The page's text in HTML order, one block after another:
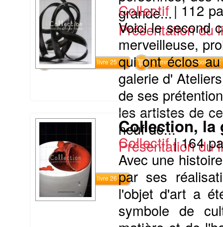
grande...
Présentation du
Commander le livre 25 € Commander l'Ebook 15 €
Collectif | 112
Voici le second
merveilleuse,
qui ont éclos
galerie d'
de ses
les artistes de
neuf de...
Présentation du
Commander le livre 26 €
Collection, la
Collectif |164
Avec une
par ses
l'objet d'art a
symbole de